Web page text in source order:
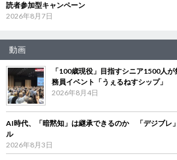
読者参加型キャンペーン
2026年8月7日
動画
「100歳現役」目指すシニア1500人
務員イベント「うぇるねすシップ」
2026年8月4日
AI時代、「暗黙知」は継承できるのか 「デジブレ
ル
2026年8月3日